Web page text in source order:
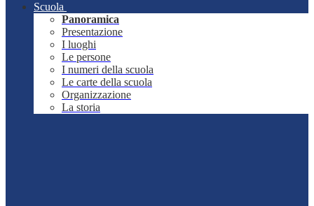
Scuola
Panoramica
Presentazione
I luoghi
Le persone
I numeri della scuola
Le carte della scuola
Organizzazione
La storia